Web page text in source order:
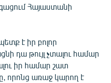
Հայաստանի
է իր բոլոր
դա թույլ չտալու համար
իր համար շատ
որոնց առաջ կարող է